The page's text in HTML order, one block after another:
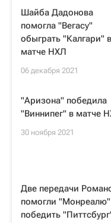
Шайба Дадонова
помогла "Вегасу"
обыграть "Калгари" в
матче НХЛ
06 декабря 2021
"Аризона" победила
"Виннипег" в матче
30 ноября 2021
Две передачи
помогли "Монреалю"
победить